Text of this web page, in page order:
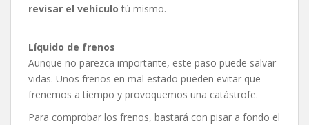
revisar el vehículo tú mismo.
Líquido de frenos
Aunque no parezca importante, este paso puede salvar
vidas. Unos frenos en mal estado pueden evitar que
frenemos a tiempo y provoquemos una catástrofe.
Para comprobar los frenos, bastará con pisar a fondo el